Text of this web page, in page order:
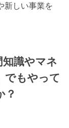
新しい事業を
識やマネ
でもやって
？